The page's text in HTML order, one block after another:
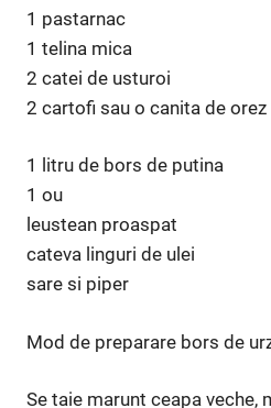
1 pastarnac
1 telina mica
2 catei de usturoi
2 cartofi sau o canita de orez
1 litru de bors de putina
1 ou
leustean proaspat
cateva linguri de ulei
sare si piper
Mod de preparare bors de
Se taie marunt ceapa veche,